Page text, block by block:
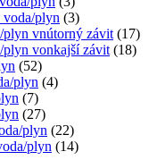
plyn (3)
plyn vnútorný závit (17)
vonkajší závit (18)
(52)
plyn (4)
(7)
(27)
plyn (22)
plyn (14)